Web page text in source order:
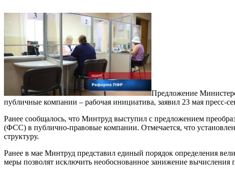
Предложение
публичные компании – рабочая инициатива, заявил 23 мая пресс-
Ранее сообщалось, что Минтруд выступил с предложением
(ФСС) в публично-правовые компании. Отмечается, что
структуру.
Ранее в мае Минтруд представил единый порядок определения
меры позволят исключить необоснованное занижение